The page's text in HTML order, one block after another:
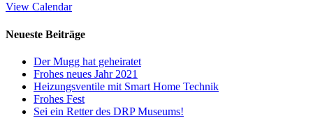
View Calendar
Neueste Beiträge
Der Mugg hat geheiratet
Frohes neues Jahr 2021
Heizungsventile mit Smart Home Technik
Frohes Fest
Sei ein Retter des DRP Museums!